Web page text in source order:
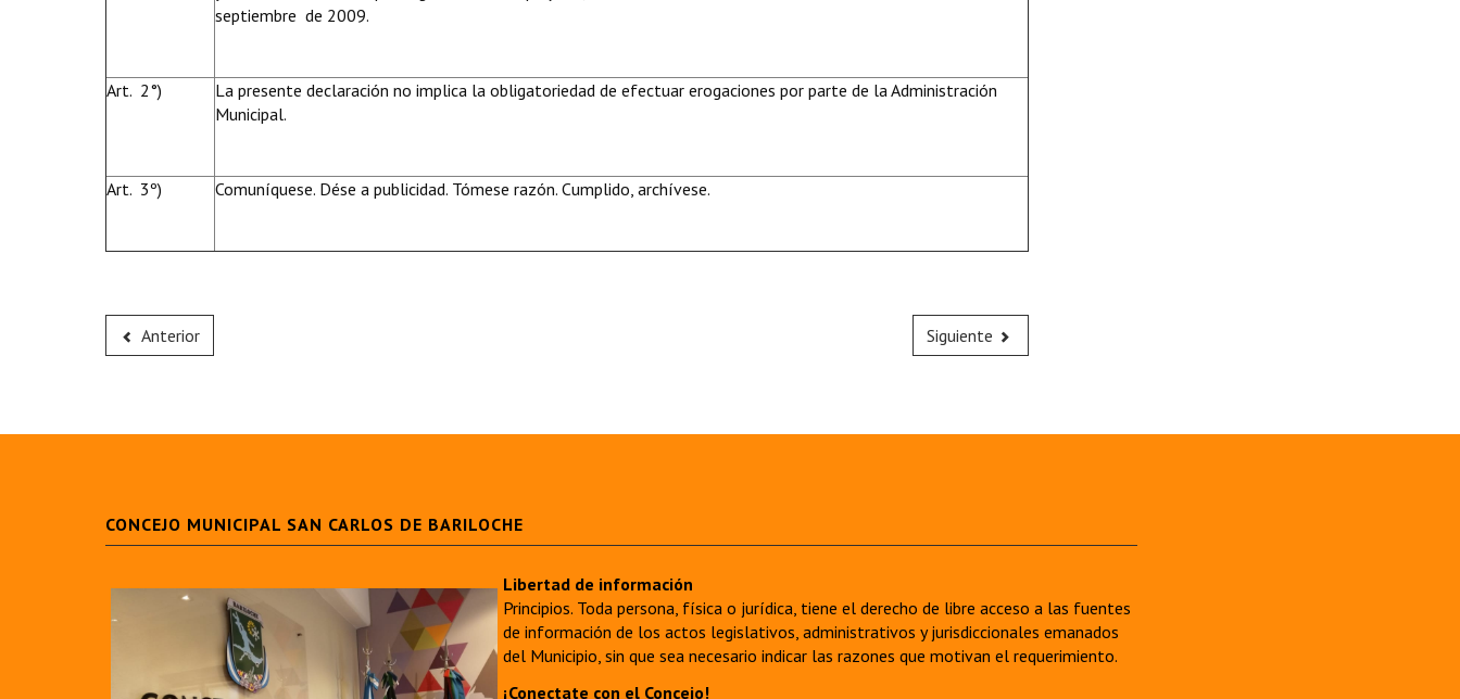
septiembre de 2009.
Art. 2°)
La presente declaración no implica la obligatoriedad de efectuar erogaciones por parte de la Administración
Municipal.
Art. 3º) Comuníquese. Dése a publicidad. Tómese razón. Cumplido, archívese.
Anterior Siguiente
CONCEJO MUNICIPAL SAN CARLOS DE BARILOCHE
Libertad de información
Principios. Toda persona, física o jurídica, tiene el derecho de libre acceso a las fuentes
de información de los actos legislativos, administrativos y jurisdiccionales emanados
del Municipio, sin que sea necesario indicar las razones que motivan el requerimiento.
¡Conectate con el Concejo!